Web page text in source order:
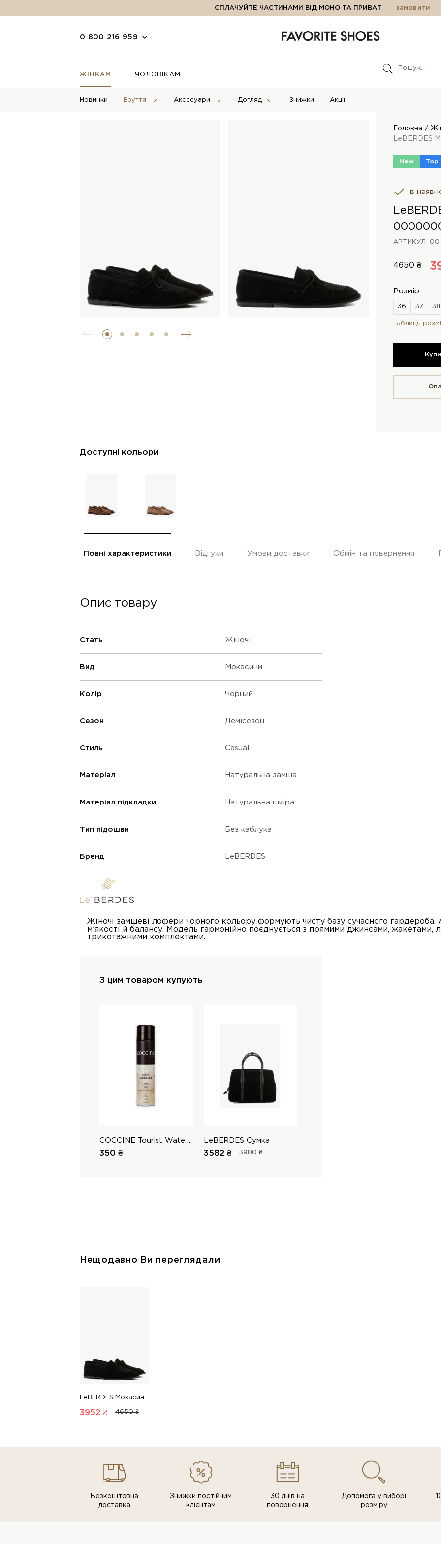
СПЛАЧУЙТЕ ЧАСТИНАМИ ВІД МОНО ТА ПРИВАТ замовити
0 800 216 959
ЖІНКАМ ЧОЛОВІКАМ
Новинки Взуття Аксесуари Догляд Знижки Акції
Головна
LeBERDES
New Top
в
АРТИКУЛ:
4650 ₴
Розмір
таблиця
Доступні кольори
Повні характеристики Відгуки Умови доставки Обмін та повернення
Опис товару
Стать Жіночі
Вид Мокасини
Колір Чорний
Сезон Демісезон
Стиль Casual
Матеріал Натуральна замша
Матеріал підкладки Натуральна шкіра
Тип підошви Без каблука
Бренд LeBERDES
Жіночі замшеві лофери чорного кольору формують чисту базу сучасного гардероба.
м’якості й балансу. Модель гармонійно поєднується з прямими джинсами, жакетами,
трикотажними комплектами.
З цим товаром купують
350 ₴
LeBERDES Сумка
3582 ₴ 3980 ₴
Нещодавно Ви переглядали
3952 ₴ 4650 ₴
Безкоштовна
доставка
Знижки постiйним
клiєнтам
30 днів на
повернення
Допомога у виборі
розміру